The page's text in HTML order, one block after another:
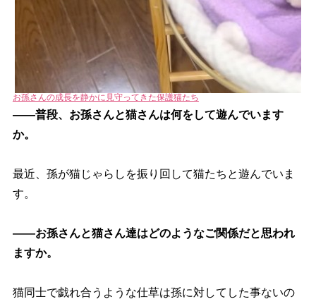
お孫さんの成長を静かに見守ってきた保護猫たち
――普段、お孫さんと猫さんは何をして遊んでいます
か。
最近、孫が猫じゃらしを振り回して猫たちと遊んでいま
す。
――お孫さんと猫さん達はどのようなご関係だと思われ
ますか。
猫同士で戯れ合うような仕草は孫に対してした事ないの